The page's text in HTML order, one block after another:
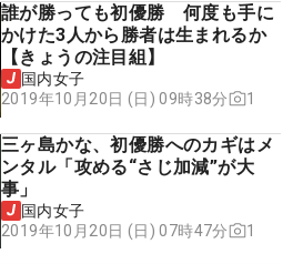
誰が勝っても初優勝 何度も手に
かけた3人から勝者は生まれるか
【きょうの注目組】
国内女子
2019年10月20日 (日) 09時38分
1
三ヶ島かな、初優勝へのカギはメ
ンタル「攻める“さじ加減”が大
事」
国内女子
2019年10月20日 (日) 07時47分
1